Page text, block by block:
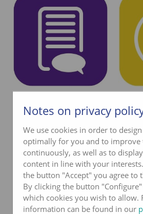
Résultats et conseils
Notes on privacy
We use cookies in order to
optimally for you and to improve
continuously, as well as to
content in line with your
the button "Accept" you agree to
By clicking the button
which cookies you wish to allow.
information can be found in our